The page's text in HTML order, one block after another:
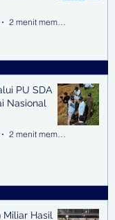
2 menit membaca
PU SDA
Nasional
2 menit membaca
Miliar Hasil